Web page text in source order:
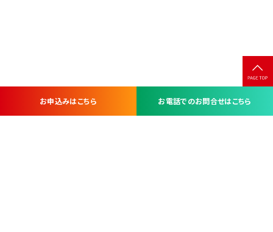
お申込みはこちら お電話でのお問合せはこちら